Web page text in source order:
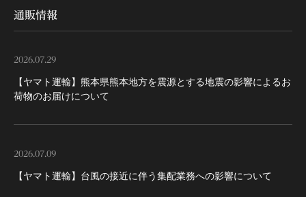
通販情報
2026.07.29
【ヤマト運輸】熊本県熊本地方を震源とする地震の影響によるお
荷物のお届けについて
2026.07.09
【ヤマト運輸】台風の接近に伴う集配業務への影響について